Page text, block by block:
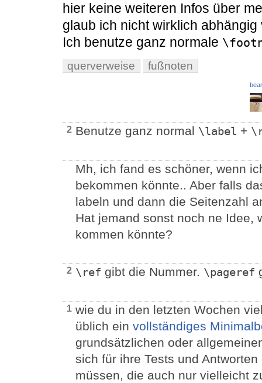
hier keine weiteren Infos über
glaub ich nicht wirklich
Ich benutze ganz normale
querverweise fußnoten
2 Benutze ganz normal \label +
Mh, ich fand es schöner, wenn
bekommen könnte.. Aber falls
labeln und dann die Seitenzahl
Hat jemand sonst noch ne Idee,
kommen könnte?
2 \ref gibt die Nummer. \pageref
1 wie du in den letzten Wochen
üblich ein vollständiges
grundsätzlichen oder
sich für ihre Tests und
müssen, die auch nur vielleicht